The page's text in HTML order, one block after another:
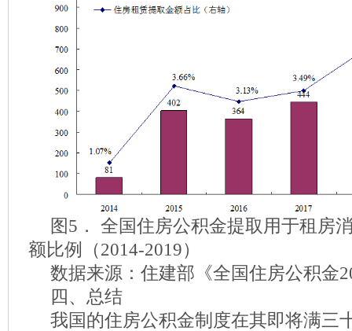
图5． 全国住房公积金提取用于租房
额比例（2014-2019）
数据来源：住建部《全国住房公积金
四、总结
我国的住房公积金制度在其即将满三